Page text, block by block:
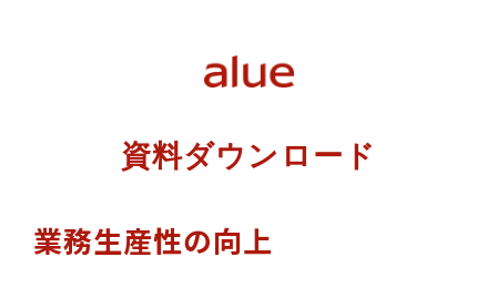
資料ダウンロード
業務生産性の向上